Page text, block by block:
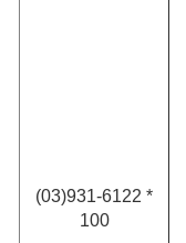
(03)931-6122 *
100